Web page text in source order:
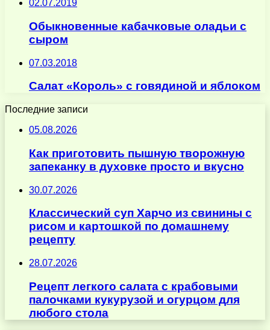
02.07.2019
Обыкновенные кабачковые оладьи с
сыром
07.03.2018
Салат «Король» с говядиной и яблоком
Последние записи
05.08.2026
Как приготовить пышную творожную
запеканку в духовке просто и вкусно
30.07.2026
Классический суп Харчо из свинины с
рисом и картошкой по домашнему
рецепту
28.07.2026
Рецепт легкого салата с крабовыми
палочками кукурузой и огурцом для
любого стола